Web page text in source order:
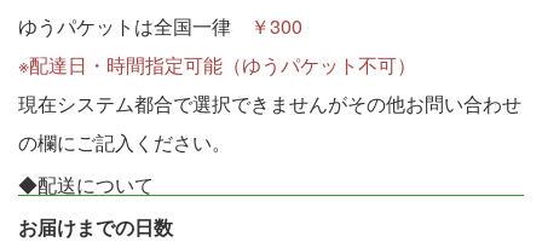
ゆうパケットは全国一律
￥300
※配達日・時間指定可能（ゆうパケット不可）
現在システム都合で選択できませんがその他お問い合わせ
の欄にご記入ください。
◆配送について
お届けまでの日数